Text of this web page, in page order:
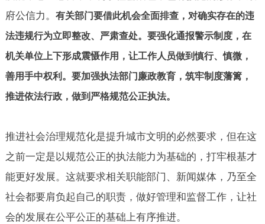
府公信力。 有关部门要借此机会全面排查，对确实存在的违
法违规行为立即整改、严肃查处。要强化通报警示制度，在
机关单位上下形成震慑作用，让工作人员做到慎行、慎微，
善用手中权利。要加强执法部门廉政教育，筑牢制度藩篱，
推进依法行政，做到严格规范公正执法。
推进社会治理规范化是提升城市文明的必然要求，但在这
之前一定是以规范公正的执法能力为基础的，打牢根基才
能更好发展。这就要求相关职能部门、新闻媒体，乃至全
社会都要肩负起自己的职责，做好管理和监督工作，让社
会的发展在公平公正的基础上有序推进。